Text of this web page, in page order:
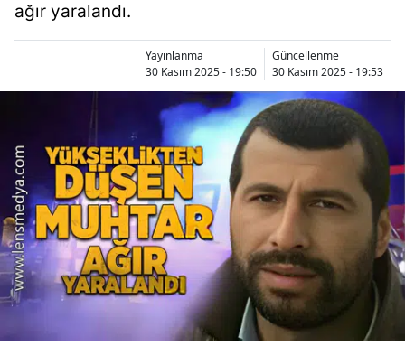
ağır yaralandı.
Yayınlanma
30 Kasım 2025 - 19:50
Güncellenme
30 Kasım 2025 - 19:53